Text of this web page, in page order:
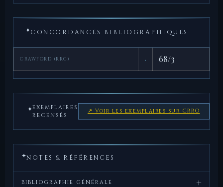
✦CONCORDANCES BIBLIOGRAPHIQUES
CRAWFORD (RRC) · 68/3
✦EXEMPLAIRES
RECENSÉS
↗ Voir les exemplaires sur CRRO
✦NOTES & RÉFÉRENCES
BIBLIOGRAPHIE GÉNÉRALE +